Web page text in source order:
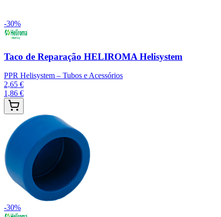
-30%
Taco de Reparação HELIROMA Helisystem
PPR Helisystem – Tubos e Acessórios
2,65 €
1,86 €
-30%